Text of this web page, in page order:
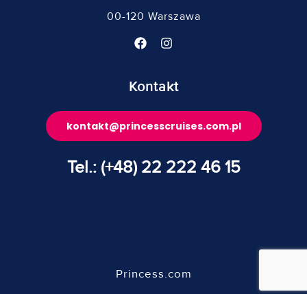
00-120 Warszawa
Kontakt
kontakt@princesscruises.com.pl
Tel.: (+48) 22 222 46 15
Princess.com